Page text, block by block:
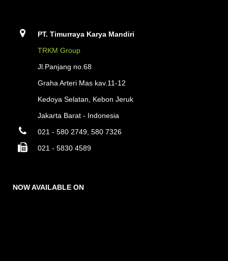
PT. Timurraya Karya Mandiri
TRKM Group
Jl.Panjang no.68
Graha Arteri Mas kav.11-12
Kedoya Selatan, Kebon Jeruk
Jakarta Barat - Indonesia
021 - 580 2749, 580 7326
021 - 5830 4589
NOW AVAILABLE ON